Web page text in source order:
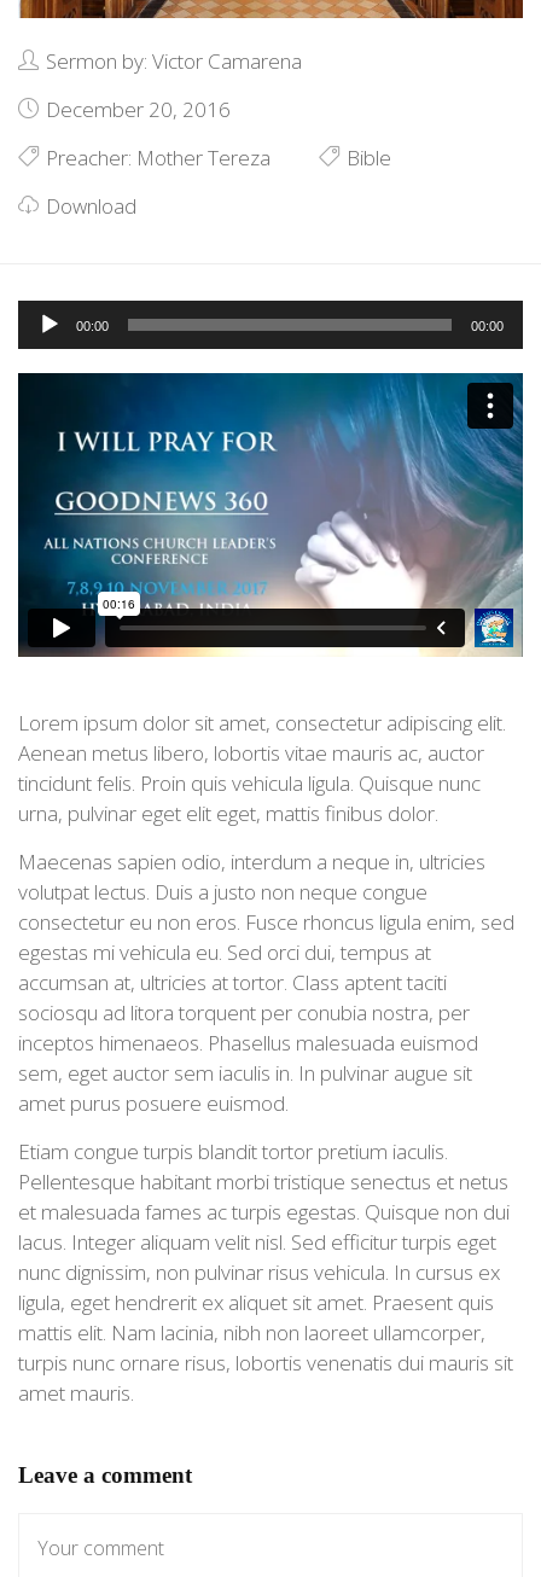
Sermon by: Victor Camarena
December 20, 2016
Preacher: Mother Tereza
Bible
Download
Audio
Player
00:00 00:00
Lorem ipsum dolor sit amet, consectetur adipiscing elit.
Aenean metus libero, lobortis vitae mauris ac, auctor
tincidunt felis. Proin quis vehicula ligula. Quisque nunc
urna, pulvinar eget elit eget, mattis finibus dolor.
Maecenas sapien odio, interdum a neque in, ultricies
volutpat lectus. Duis a justo non neque congue
consectetur eu non eros. Fusce rhoncus ligula enim, sed
egestas mi vehicula eu. Sed orci dui, tempus at
accumsan at, ultricies at tortor. Class aptent taciti
sociosqu ad litora torquent per conubia nostra, per
inceptos himenaeos. Phasellus malesuada euismod
sem, eget auctor sem iaculis in. In pulvinar augue sit
amet purus posuere euismod.
Etiam congue turpis blandit tortor pretium iaculis.
Pellentesque habitant morbi tristique senectus et netus
et malesuada fames ac turpis egestas. Quisque non dui
lacus. Integer aliquam velit nisl. Sed efficitur turpis eget
nunc dignissim, non pulvinar risus vehicula. In cursus ex
ligula, eget hendrerit ex aliquet sit amet. Praesent quis
mattis elit. Nam lacinia, nibh non laoreet ullamcorper,
turpis nunc ornare risus, lobortis venenatis dui mauris sit
amet mauris.
Leave a comment